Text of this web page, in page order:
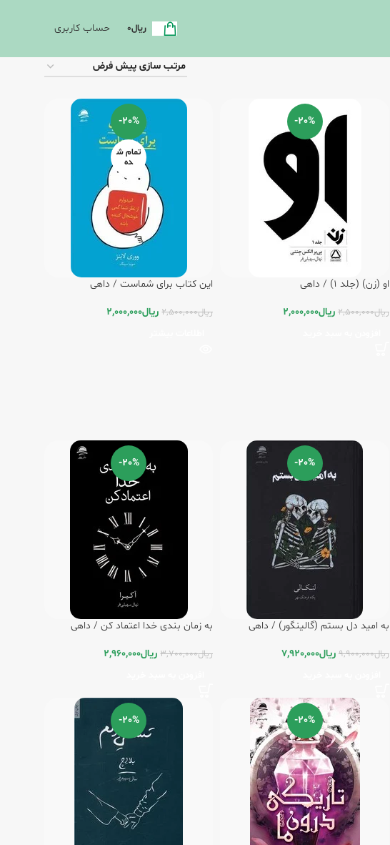
ریال0 حساب کاربری
-20%
او (زن) (جلد 1) / داهی
ریال2,500,000 ریال2,000,000
-20%
تمام ش
ده
این کتاب برای شماست / داهی
ریال2,500,000 ریال2,000,000
-20%
به امید دل بستم (گالینگور) / داهی
ریال9,900,000 ریال7,920,000
-20%
به زمان بندی خدا اعتماد کن / داهی
ریال3,700,000 ریال2,960,000
-20%
-20%